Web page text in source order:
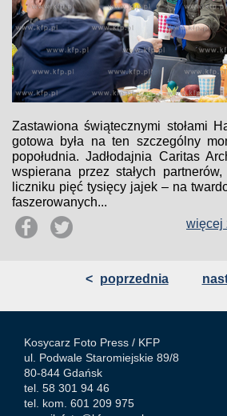
Zastawiona świątecznymi stołami
gotowa była na ten szczególny
popołudnia. Jadłodajnia Caritas
wspierana przez stałych
liczniku pięć tysięcy jajek – na
faszerowanych...
więcej
< poprzednia
Kosycarz Foto Press / KFP
ul. Podwale Staromiejskie 89/8
80-844 Gdańsk
tel. 58 301 94 46
tel. kom. 601 209 975